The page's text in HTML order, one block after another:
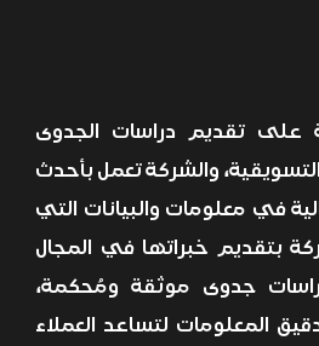
تقديم دراسات الجدوى
والشركة تعمل بأحدث
في معلومات والبيانات التي
بتقديم خبراتها في المجال
جدوى موثقة ومُحكمة،
المعلومات لتساعد العملاء